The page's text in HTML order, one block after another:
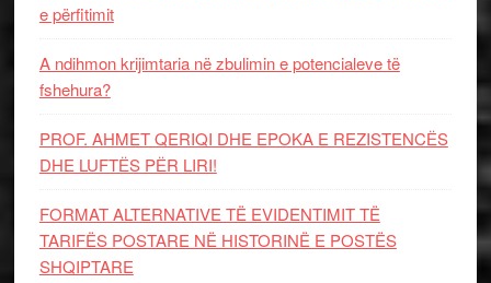
e përfitimit
A ndihmon krijimtaria në zbulimin e potencialeve të
fshehura?
PROF. AHMET QERIQI DHE EPOKA E REZISTENCЁS
DHE LUFTЁS PЁR LIRI!
FORMAT ALTERNATIVE TË EVIDENTIMIT TË
TARIFËS POSTARE NË HISTORINË E POSTËS
SHQIPTARE